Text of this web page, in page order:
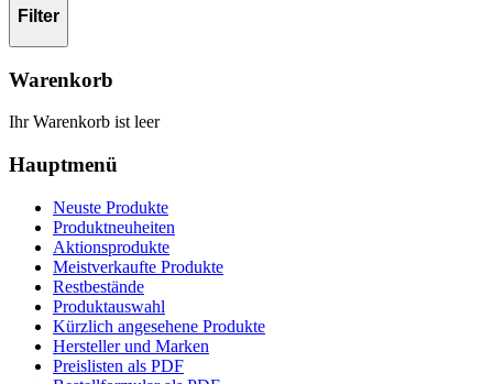
Filter
Warenkorb
Ihr Warenkorb ist leer
Hauptmenü
Neuste Produkte
Produktneuheiten
Aktionsprodukte
Meistverkaufte Produkte
Restbestände
Produktauswahl
Kürzlich angesehene Produkte
Hersteller und Marken
Preislisten als PDF